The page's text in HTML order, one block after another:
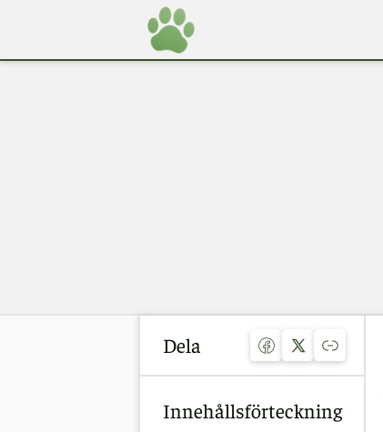
Dela
Innehållsförteckning